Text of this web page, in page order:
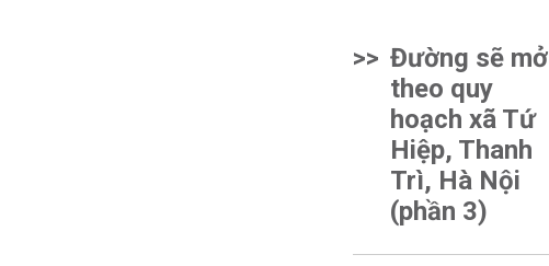
>> Đường sẽ mở
theo quy
hoạch xã Tứ
Hiệp, Thanh
Trì, Hà Nội
(phần 3)